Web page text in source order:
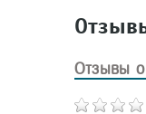
Отзывы о